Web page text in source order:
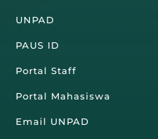
UNPAD
PAUS ID
Portal Staff
Portal Mahasiswa
Email UNPAD